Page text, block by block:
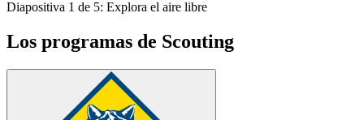
Diapositiva 1 de 5: Explora el aire libre
Los programas de Scouting